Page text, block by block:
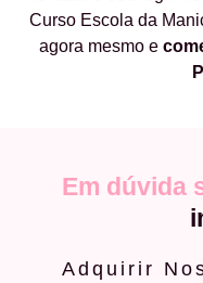
Curso Escola da
agora mesmo e
Em dúvida
Adquirir